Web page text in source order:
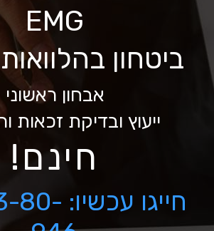
אבחון ראשוני
חינם!
ביטחון
EMG
ייעוץ ובדיקת זכאות
חייגו עכשיו: 80-